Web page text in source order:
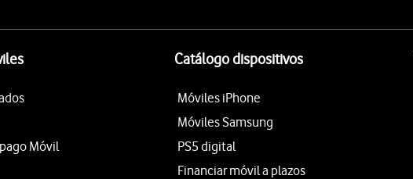
Móvil
Catálogo dispositivos
Móviles iPhone
Móviles Samsung
PS5 digital
Financiar móvil a plazos